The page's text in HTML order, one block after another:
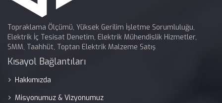
Topraklama Ölçümü, Yüksek Gerilim İşletme Sorumluluğu,
Elektrik İç Tesisat Denetim, Elektrik Mühendislik Hizmetler,
SMM, Taahhüt, Toptan Elektrik Malzeme Satış
Kısayol Bağlantıları
Hakkımızda
Misyonumuz & Vizyonumuz